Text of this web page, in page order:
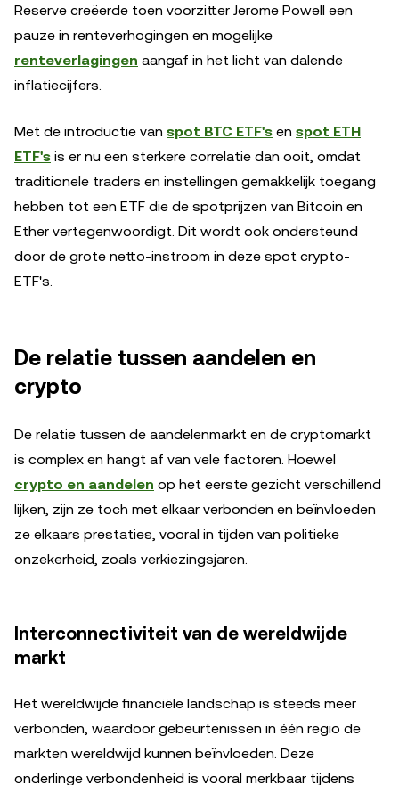
Reserve creëerde toen voorzitter Jerome Powell een
pauze in renteverhogingen en mogelijke
renteverlagingen aangaf in het licht van dalende
inflatiecijfers.
Met de introductie van spot BTC ETF's en spot ETH
ETF's is er nu een sterkere correlatie dan ooit, omdat
traditionele traders en instellingen gemakkelijk toegang
hebben tot een ETF die de spotprijzen van Bitcoin en
Ether vertegenwoordigt. Dit wordt ook ondersteund
door de grote netto-instroom in deze spot crypto-
ETF's.
De relatie tussen aandelen en
crypto
De relatie tussen de aandelenmarkt en de cryptomarkt
is complex en hangt af van vele factoren. Hoewel
crypto en aandelen op het eerste gezicht verschillend
lijken, zijn ze toch met elkaar verbonden en beïnvloeden
ze elkaars prestaties, vooral in tijden van politieke
onzekerheid, zoals verkiezingsjaren.
Interconnectiviteit van de wereldwijde
markt
Het wereldwijde financiële landschap is steeds meer
verbonden, waardoor gebeurtenissen in één regio de
markten wereldwijd kunnen beïnvloeden. Deze
onderlinge verbondenheid is vooral merkbaar tijdens